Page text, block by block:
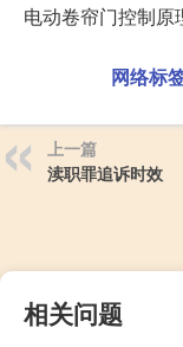
电动卷帘门控制原
网络标
上一篇
渎职罪追诉时效
相关问题